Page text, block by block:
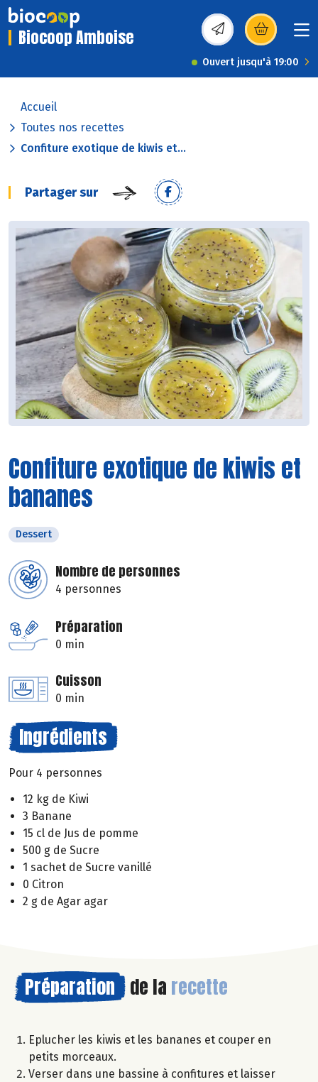
Biocoop Amboise (s’ouvre dans une
Ouvert jusqu'à 19:00
Accueil
Toutes nos recettes
Confiture exotique de kiwis et...
Partager sur
Confiture exotique de kiwis et
bananes
Dessert
Nombre de personnes
4 personnes
Préparation
0 min
Cuisson
0 min
Ingrédients
Pour 4 personnes
12 kg de Kiwi
3 Banane
15 cl de Jus de pomme
500 g de Sucre
1 sachet de Sucre vanillé
0 Citron
2 g de Agar agar
Préparation de la recette
Eplucher les kiwis et les bananes et couper en
petits morceaux.
Verser dans une bassine à confitures et laisser